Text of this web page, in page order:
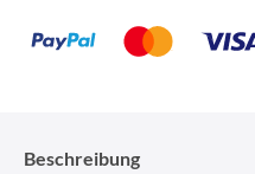
Beschreibung